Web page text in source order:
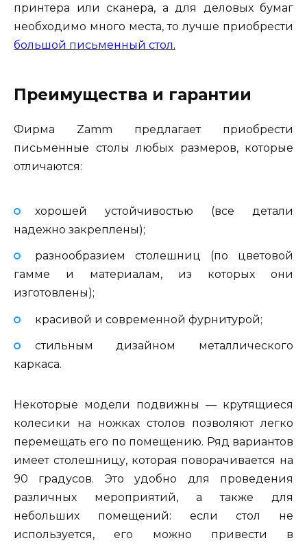
принтера или сканера, а для деловых бумаг
необходимо много места, то лучше приобрести
большой письменный стол.
Преимущества и гарантии
Фирма Zamm предлагает приобрести
письменные столы любых размеров, которые
отличаются:
хорошей устойчивостью (все детали
надежно закреплены);
разнообразием столешниц (по цветовой
гамме и материалам, из которых они
изготовлены);
красивой и современной фурнитурой;
стильным дизайном металлического
каркаса.
Некоторые модели подвижны — крутящиеся
колесики на ножках столов позволяют легко
перемещать его по помещению. Ряд вариантов
имеет столешницу, которая поворачивается на
90 градусов. Это удобно для проведения
различных мероприятий, а также для
небольших помещений: если стол не
используется, его можно привести в